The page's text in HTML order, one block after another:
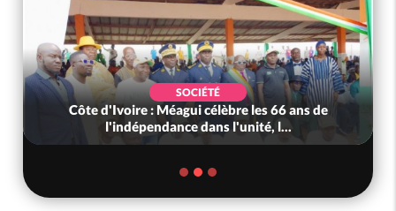
SOCIÉTÉ
Côte d'Ivoire : Méagui célèbre les 66 ans de
l'indépendance dans l'unité, l...